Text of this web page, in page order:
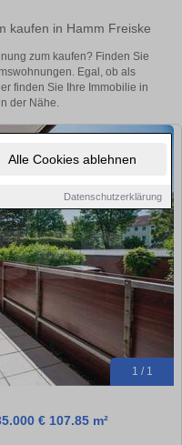
Alle Cookies ablehnen
Datenschutzerklärung
kaufen in Hamm Freiske
zum kaufen? Finden Sie
Egal, ob als
finden Sie Ihre Immobilie in
der Nähe.
1 / 1
€ 107.85 m²